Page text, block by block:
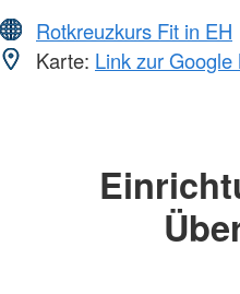
Rotkreuzkurs Fit in EH
Karte: Link zur